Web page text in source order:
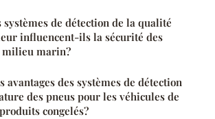
de détection de la qualité
influencent-ils la sécurité des
milieu marin?
avantages des systèmes de détection
des pneus pour les véhicules de
congelés?